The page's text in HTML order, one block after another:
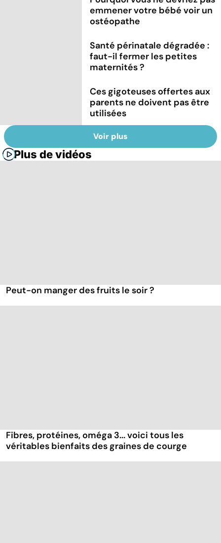
emmener votre bébé voir un
ostéopathe
Santé périnatale dégradée :
faut-il fermer les petites
maternités ?
Ces gigoteuses offertes aux
parents ne doivent pas être
utilisées
Voir plus
Plus de vidéos
Peut-on manger des fruits le soir ?
Fibres, protéines, oméga 3... voici tous les
véritables bienfaits des graines de courge